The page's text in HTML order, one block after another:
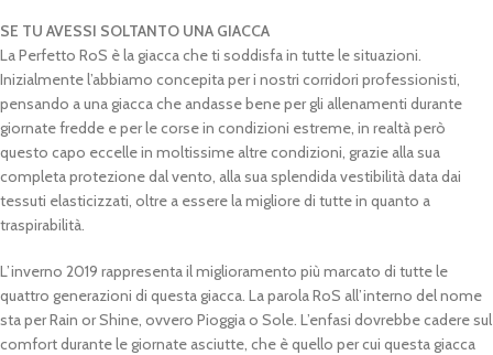
SE TU AVESSI SOLTANTO UNA GIACCA
La Perfetto RoS è la giacca che ti soddisfa in tutte le situazioni.
Inizialmente l’abbiamo concepita per i nostri corridori professionisti,
pensando a una giacca che andasse bene per gli allenamenti durante
giornate fredde e per le corse in condizioni estreme, in realtà però
questo capo eccelle in moltissime altre condizioni, grazie alla sua
completa protezione dal vento, alla sua splendida vestibilità data dai
tessuti elasticizzati, oltre a essere la migliore di tutte in quanto a
traspirabilità.
L’inverno 2019 rappresenta il miglioramento più marcato di tutte le
quattro generazioni di questa giacca. La parola RoS all’interno del nome
sta per Rain or Shine, ovvero Pioggia o Sole. L’enfasi dovrebbe cadere sul
comfort durante le giornate asciutte, che è quello per cui questa giacca